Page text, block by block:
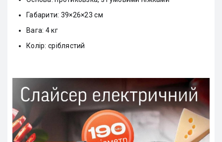
Габарити: 39×26×23 см
Вага: 4 кг
Колір: сріблястий